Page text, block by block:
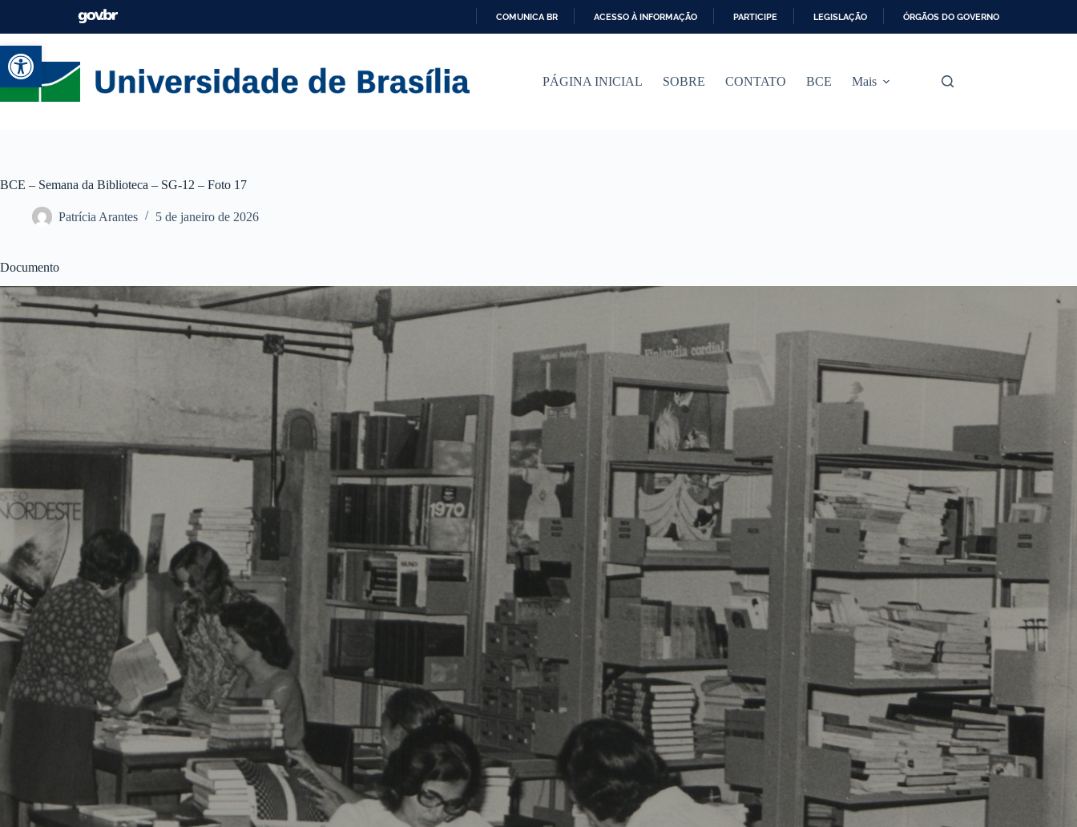
Abrir a barra de ferramentas
A
COMUNICA BR ACESSO À INFORMAÇÃO PARTICIPE LEGISLAÇÃO ÓRGÃOS DO GOVERNO
PÁGINA INICIAL SOBRE CONTATO BCE Mais
BCE – Semana da Biblioteca – SG-12 – Foto 17
Patrícia Arantes 5 de janeiro de 2026
Documento